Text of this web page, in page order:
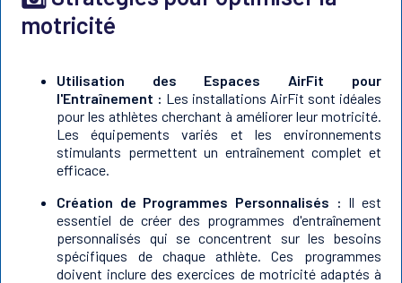
motricité
Utilisation des Espaces AirFit pour
l'Entraînement : Les installations AirFit sont idéales
pour les athlètes cherchant à améliorer leur motricité.
Les équipements variés et les environnements
stimulants permettent un entraînement complet et
efficace.
Création de Programmes Personnalisés : Il est
essentiel de créer des programmes d'entraînement
personnalisés qui se concentrent sur les besoins
spécifiques de chaque athlète. Ces programmes
doivent inclure des exercices de motricité adaptés à